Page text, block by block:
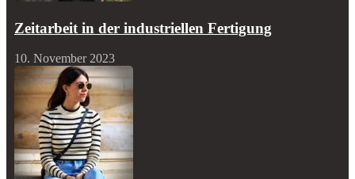
Zeitarbeit in der industriellen Fertigung
10. November 2023